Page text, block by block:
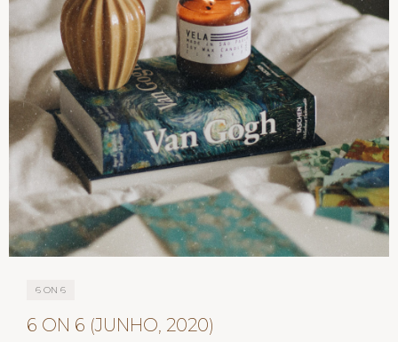
6 ON 6
6 ON 6 (JUNHO, 2020)